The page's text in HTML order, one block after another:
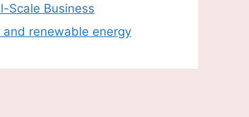
Scale Business
and renewable energy